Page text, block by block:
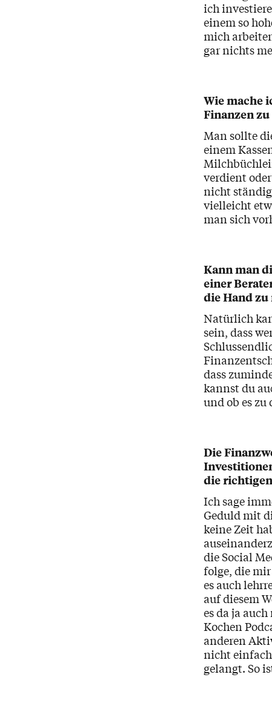
ich
einem so
mich
gar nichts
Wie mache
Finanzen
Man sollte
einem
verdient
nicht
vielleicht
man sich
Kann man
einer
die Hand zu
Natürlich
sein, dass
dass
kannst du
und ob es zu
Die
die
Ich sage
Geduld mit
keine Zeit
die Social
folge, die
es auch
auf diesem
es da ja
Kochen
anderen
nicht
gelangt. So